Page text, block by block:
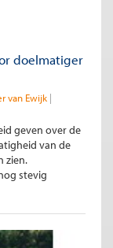
doelmatiger
van Ewijk
geven over de
van de
zien.
stevig